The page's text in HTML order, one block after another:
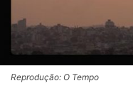
Reprodução: O Tempo